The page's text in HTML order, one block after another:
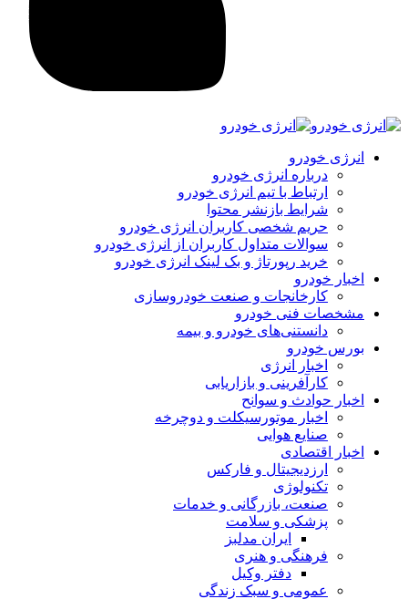
انرژی خودرو
درباره انرژی خودرو
ارتباط با تیم انرژی خودرو
شرایط بازنشر محتوا
حریم شخصی کاربران انرژی خودرو
سوالات متداول کاربران از انرژی خودرو
خرید رپورتاژ و بک لینک انرژی خودرو
اخبار خودرو
کارخانجات و صنعت خودروسازی
مشخصات فنی خودرو
دانستنی‌های خودرو و بیمه
بورس خودرو
اخبار انرژی
کارآفرینی و بازاریابی
اخبار حوادث و سوانح
اخبار موتورسیکلت و دوچرخه
صنایع هوایی
اخبار اقتصادی
ارزدیجیتال و فارکس
تکنولوژی
صنعت، بازرگانی و خدمات
پزشکی و سلامت
ایران مدلبز
فرهنگی و هنری
دفتر وکیل
عمومی و سبک زندگی